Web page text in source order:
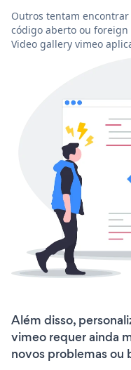
Outros tentam
código aberto ou
Video gallery vimeo
Além disso,
vimeo requer ainda
novos problemas ou